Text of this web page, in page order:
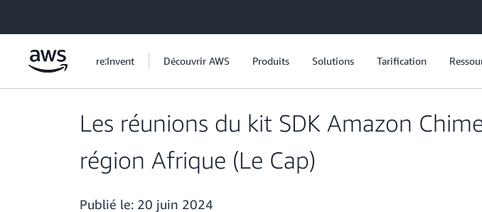
re:Invent Découvrir AWS Produits Solutions Tarification
Les réunions du kit SDK Amazon
région Afrique (Le Cap)
Publié le: 20 juin 2024